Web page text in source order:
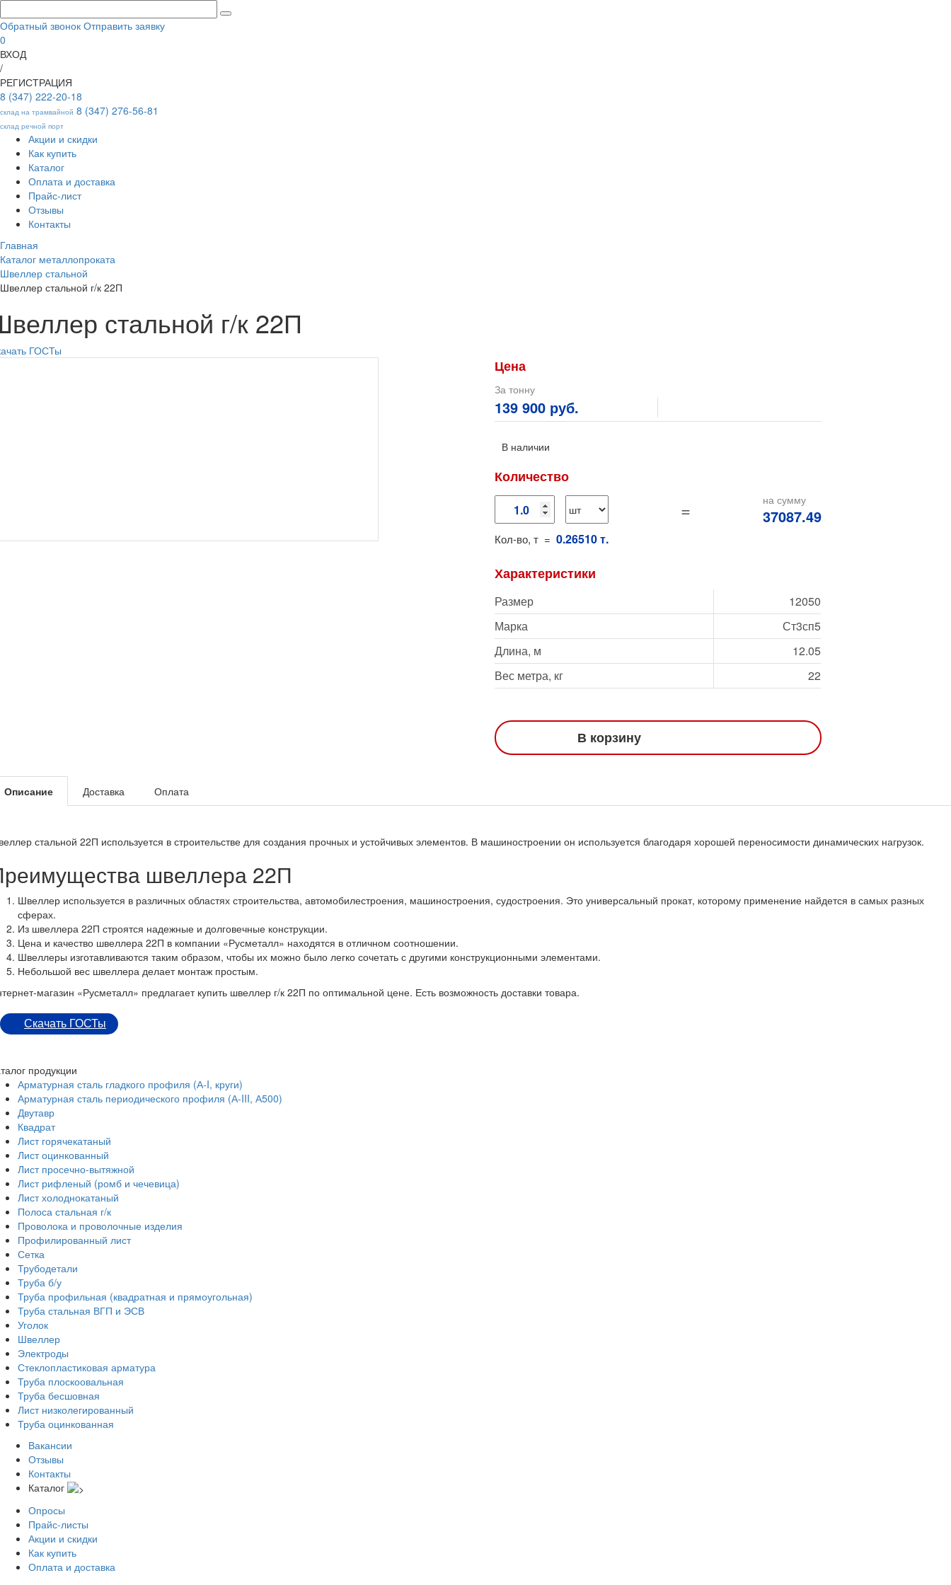
Обратный звонок Отправить заявку
0
ВХОД
/
РЕГИСТРАЦИЯ
8 (347) 222-20-18
склад на трамвайной 8 (347) 276-56-81
склад речной порт
Акции и скидки
Как купить
Каталог
Оплата и доставка
Прайс-лист
Отзывы
Контакты
Главная
Каталог металлопроката
Швеллер стальной
Швеллер стальной г/к 22П
стальной г/к 22П
ГОСТы
Цена
За тонну
139 900 руб.
В наличии
Количество
= на сумму
37087.49
Кол-во, т =0.26510 т.
Характеристики
Размер
12050
Марка
Ст3сп5
Длина, м
12.05
Вес метра, кг
22
В корзину
Описание Доставка Оплата
стальной 22П используется в строительстве для создания прочных и устойчивых элементов. В машиностроении он используется благодаря хорошей переносимости динамических нагрузок.
швеллера 22П
Швеллер используется в различных областях строительства, автомобилестроения, машиностроения, судостроения. Это универсальный прокат, которому применение найдется в самых разных
сферах.
Из швеллера 22П строятся надежные и долговечные конструкции.
Цена и качество швеллера 22П в компании «Русметалл» находятся в отличном соотношении.
Швеллеры изготавливаются таким образом, чтобы их можно было легко сочетать с другими конструкционными элементами.
Небольшой вес швеллера делает монтаж простым.
магазин «Русметалл» предлагает купить швеллер г/к 22П по оптимальной цене. Есть возможность доставки товара.
Скачать ГОСТы
продукции
Арматурная сталь гладкого профиля (А-I, круги)
Арматурная сталь периодического профиля (А-III, А500)
Двутавр
Квадрат
Лист горячекатаный
Лист оцинкованный
Лист просечно-вытяжной
Лист рифленый (ромб и чечевица)
Лист холоднокатаный
Полоса стальная г/к
Проволока и проволочные изделия
Профилированный лист
Сетка
Трубодетали
Труба б/у
Труба профильная (квадратная и прямоугольная)
Труба стальная ВГП и ЭСВ
Уголок
Швеллер
Электроды
Стеклопластиковая арматура
Труба плоскоовальная
Труба бесшовная
Лист низколегированный
Труба оцинкованная
Вакансии
Отзывы
Контакты
Каталог
Опросы
Прайс-листы
Акции и скидки
Как купить
Оплата и доставка